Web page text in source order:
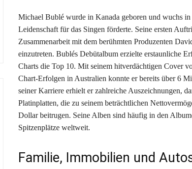
Michael Bublé wurde in Kanada geboren und wuchs
Leidenschaft für das Singen förderte. Seine ersten
Zusammenarbeit mit dem berühmten Produzenten
einzutreten. Bublés Debütalbum erzielte erstaunliche
Charts die Top 10. Mit seinem hitverdächtigen Cover
Chart-Erfolgen in Australien konnte er bereits über 6
seiner Karriere erhielt er zahlreiche Auszeichnungen,
Platinplatten, die zu seinem beträchtlichen
Dollar beitrugen. Seine Alben sind häufig in den
Spitzenplätze weltweit.
Familie, Immobilien und